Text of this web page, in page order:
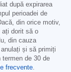
după expirarea
perioadei de
din orice motiv,
ați dorit să o
din cauza
și să primiți
de 30 de
frecvente.